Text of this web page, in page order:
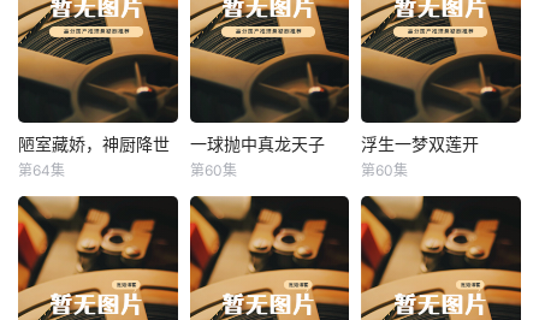
陋室藏娇，神厨降世
陋室藏娇，神厨降世
第64集
一球抛中真龙天子
一球抛中真龙天子
第60集
浮生一梦双莲开
浮生一梦双莲开
第60集